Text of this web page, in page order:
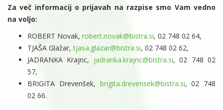
Za več informacij o prijavah na razpise smo Vam vedno
na voljo:
ROBERT Novak, robert.novak@bistra.si, 02 748 02 64,
TJAŠA Glažar,tjasa.glazar@bistra.si, 02 748 02 62,
JADRANKA Krajnc, jadranka.krajnc@bistra.si, 02 748 02
57,
BRIGITA Drevenšek, brigita.drevensek@bistra.si, 02 748
02 66.